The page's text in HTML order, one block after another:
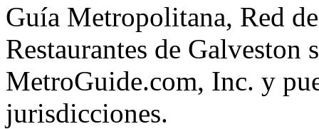
Guía Metropolitana, Red
Restaurantes de Galveston
MetroGuide.com, Inc. y
jurisdicciones.